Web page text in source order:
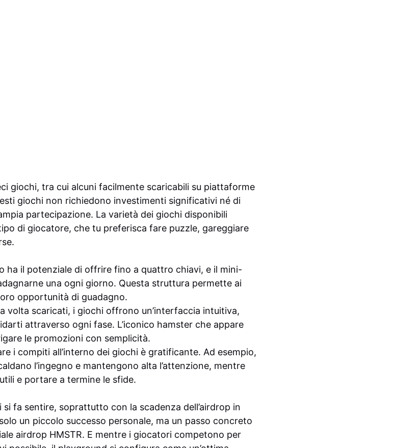
giochi, tra cui alcuni facilmente scaricabili su piattaforme
giochi non richiedono investimenti significativi né di
partecipazione. La varietà dei giochi disponibili
di giocatore, che tu preferisca fare puzzle, gareggiare
ha il potenziale di offrire fino a quattro chiavi, e il mini-
una ogni giorno. Questa struttura permette ai
opportunità di guadagno.
volta scaricati, i giochi offrono un’interfaccia intuitiva,
attraverso ogni fase. L’iconico hamster che appare
le promozioni con semplicità.
i compiti all’interno dei giochi è gratificante. Ad esempio,
l’ingegno e mantengono alta l’attenzione, mentre
e portare a termine le sfide.
fa sentire, soprattutto con la scadenza dell’airdrop in
un piccolo successo personale, ma un passo concreto
airdrop HMSTR. E mentre i giocatori competono per